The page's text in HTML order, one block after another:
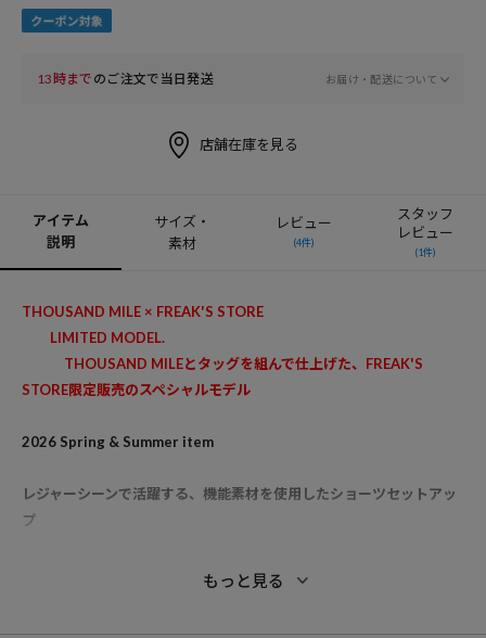
13時まで のご注文で当日発送 お届け・配送について
店舗在庫を見る
アイテム
説明
サイズ・
素材
レビュー
(4件)
スタッフ
レビュー
(1件)
THOUSAND MILE × FREAK'S STORE
LIMITED MODEL.
THOUSAND MILEとタッグを組んで仕上げた、FREAK'S
STORE限定販売のスペシャルモデル
2026 Spring & Summer item
レジャーシーンで活躍する、機能素材を使用したショーツセットアッ
プ
もっと見る